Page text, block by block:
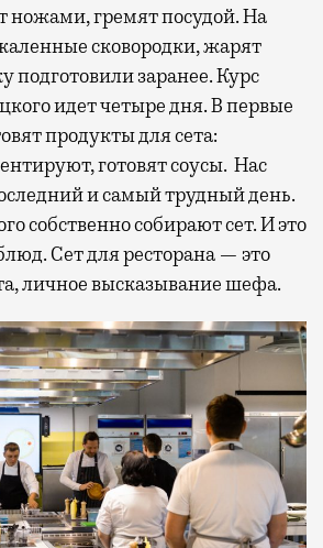
ножами, гремят посудой. На
сковородки, жарят
подготовили заранее. Курс
идет четыре дня. В первые
продукты для сета:
готовят соусы. Нас
и самый трудный день.
собственно собирают сет. И это
Сет для ресторана — это
личное высказывание шефа.